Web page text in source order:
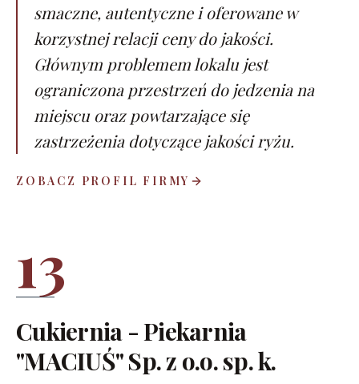
smaczne, autentyczne i oferowane w
korzystnej relacji ceny do jakości.
Głównym problemem lokalu jest
ograniczona przestrzeń do jedzenia na
miejscu oraz powtarzające się
zastrzeżenia dotyczące jakości ryżu.
ZOBACZ PROFIL FIRMY
13
Cukiernia - Piekarnia
"MACIUŚ" Sp. z o.o. sp. k.